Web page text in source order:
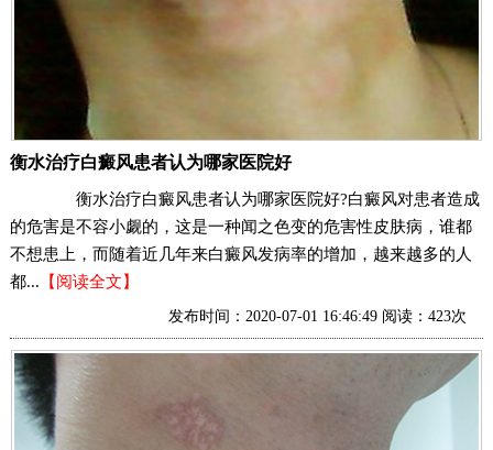
衡水治疗白癜风患者认为哪家医院好
衡水治疗白癜风患者认为哪家医院好?白癜风对患者造成
的危害是不容小觑的，这是一种闻之色变的危害性皮肤病，谁都
不想患上，而随着近几年来白癜风发病率的增加，越来越多的人
都... 【阅读全文】
发布时间：2020-07-01 16:46:49 阅读：423次